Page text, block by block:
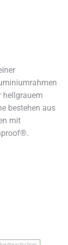
hellgrauem
bestehen aus
mit